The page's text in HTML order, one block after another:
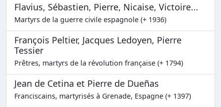
Flavius, Sébastien, Pierre, Nicaise, Victoire...
Martyrs de la guerre civile espagnole (+ 1936)
François Peltier, Jacques Ledoyen, Pierre
Tessier
Prêtres, martyrs de la révolution française (+ 1794)
Jean de Cetina et Pierre de Dueñas
Franciscains, martyrisés à Grenade, Espagne (+ 1397)